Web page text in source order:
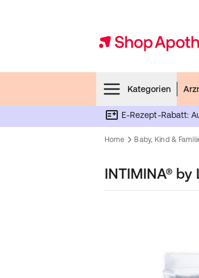
Kategorien
E-Rezept-Rabatt:
Home Baby, Kind &
INTIMINA®